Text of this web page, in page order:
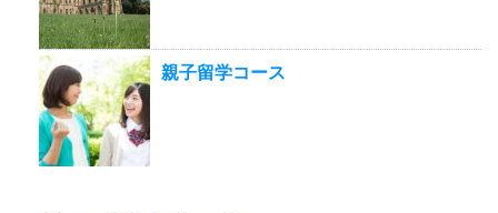
親子留学コース